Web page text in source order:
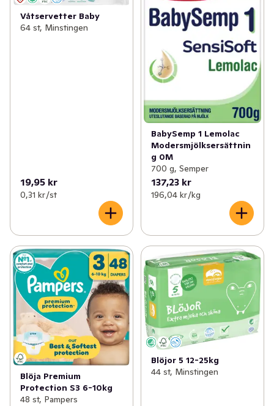
Våtservetter Baby
64 st, Minstingen
19,95 kr
0,31 kr /st
BabySemp 1 Lemolac
Modersmjölksersättnin
g 0M
700 g, Semper
137,23 kr
196,04 kr /kg
Blöja Premium
Protection S3 6-10kg
48 st, Pampers
Blöjor 5 12-25kg
44 st, Minstingen